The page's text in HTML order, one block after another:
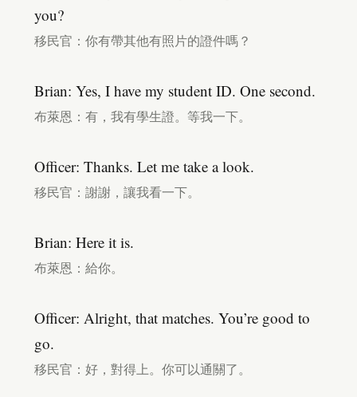
you?
移民官：你有帶其他有照片的證件嗎？
Brian: Yes, I have my student ID. One second.
布萊恩：有，我有學生證。等我一下。
Officer: Thanks. Let me take a look.
移民官：謝謝，讓我看一下。
Brian: Here it is.
布萊恩：給你。
Officer: Alright, that matches. You’re good to
go.
移民官：好，對得上。你可以通關了。